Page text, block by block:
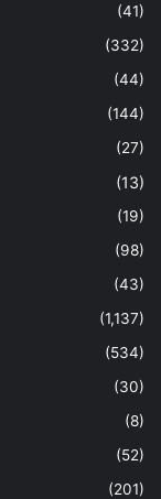
(41)
(332)
(44)
(144)
(27)
(13)
(19)
(98)
(43)
(1,137)
(534)
(30)
(8)
(52)
(201)